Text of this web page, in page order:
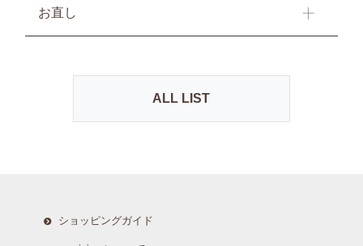
お直し
ALL LIST
ショッピングガイド